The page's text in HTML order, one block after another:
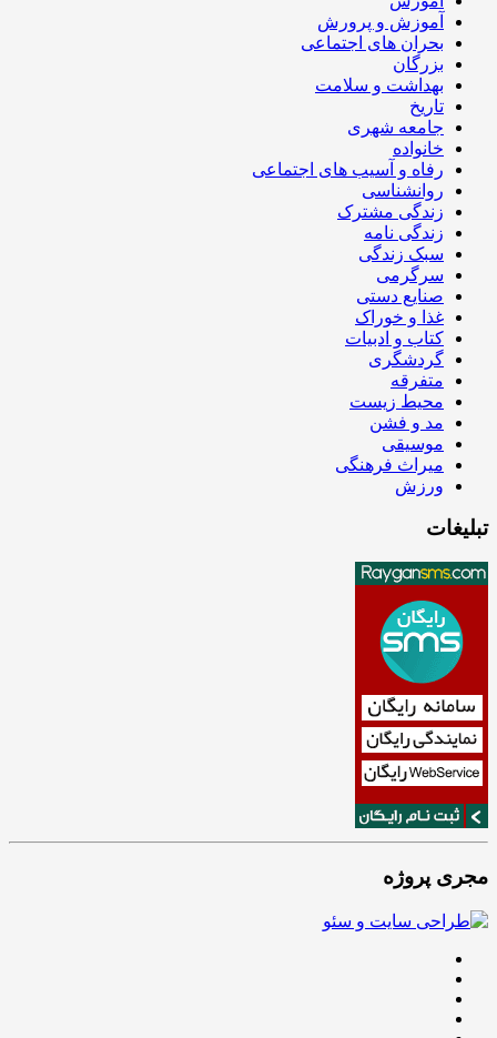
آموزش و پرورش
بحران های اجتماعی
بزرگان
بهداشت و سلامت
تاریخ
جامعه شهری
خانواده
رفاه و آسیب های اجتماعی
روانشناسی
زندگی مشترک
زندگی نامه
سبک زندگی
سرگرمی
صنایع دستی
غذا و خوراک
کتاب و ادبیات
گردشگری
متفرقه
محیط زیست
مد و فشن
موسیقی
میراث فرهنگی
ورزش
تبلیغات
مجری پروژه